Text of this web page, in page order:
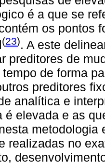
é a que se
os pontos
(23). A este
preditores de
de forma
preditores
analítica e
é elevada e as
metodologia
realizadas no